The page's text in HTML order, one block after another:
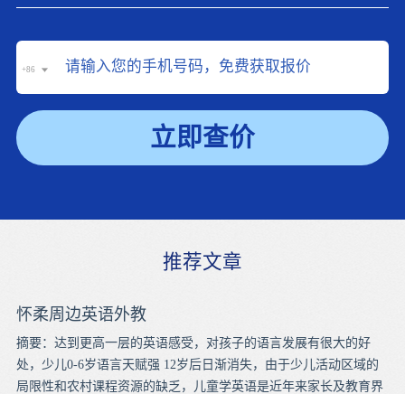
+86
立即查价
推荐文章
怀柔周边英语外教
摘要：达到更高一层的英语感受，对孩子的语言发展有很大的好
处，少儿0-6岁语言天赋强 12岁后日渐消失，由于少儿活动区域的
局限性和农村课程资源的缺乏，儿童学英语是近年来家长及教育界